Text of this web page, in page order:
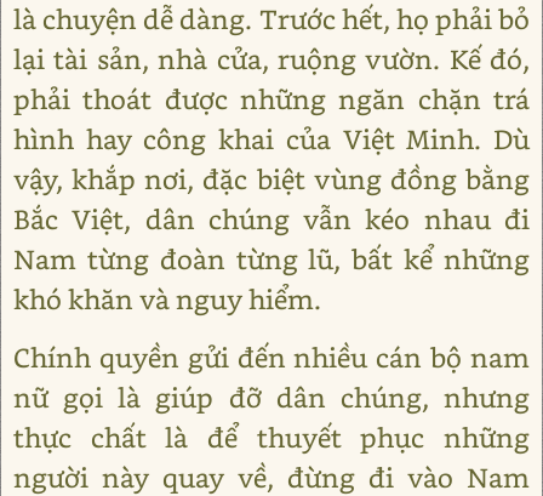
là chuyện dễ dàng. Trước hết, họ phải bỏ
lại tài sản, nhà cửa, ruộng vườn. Kế đó,
phải thoát được những ngăn chặn trá
hình hay công khai của Việt Minh. Dù
vậy, khắp nơi, đặc biệt vùng đồng bằng
Bắc Việt, dân chúng vẫn kéo nhau đi
Nam từng đoàn từng lũ, bất kể những
khó khăn và nguy hiểm.
Chính quyền gửi đến nhiều cán bộ nam
nữ gọi là giúp đỡ dân chúng, nhưng
thực chất là để thuyết phục những
người này quay về, đừng đi vào Nam